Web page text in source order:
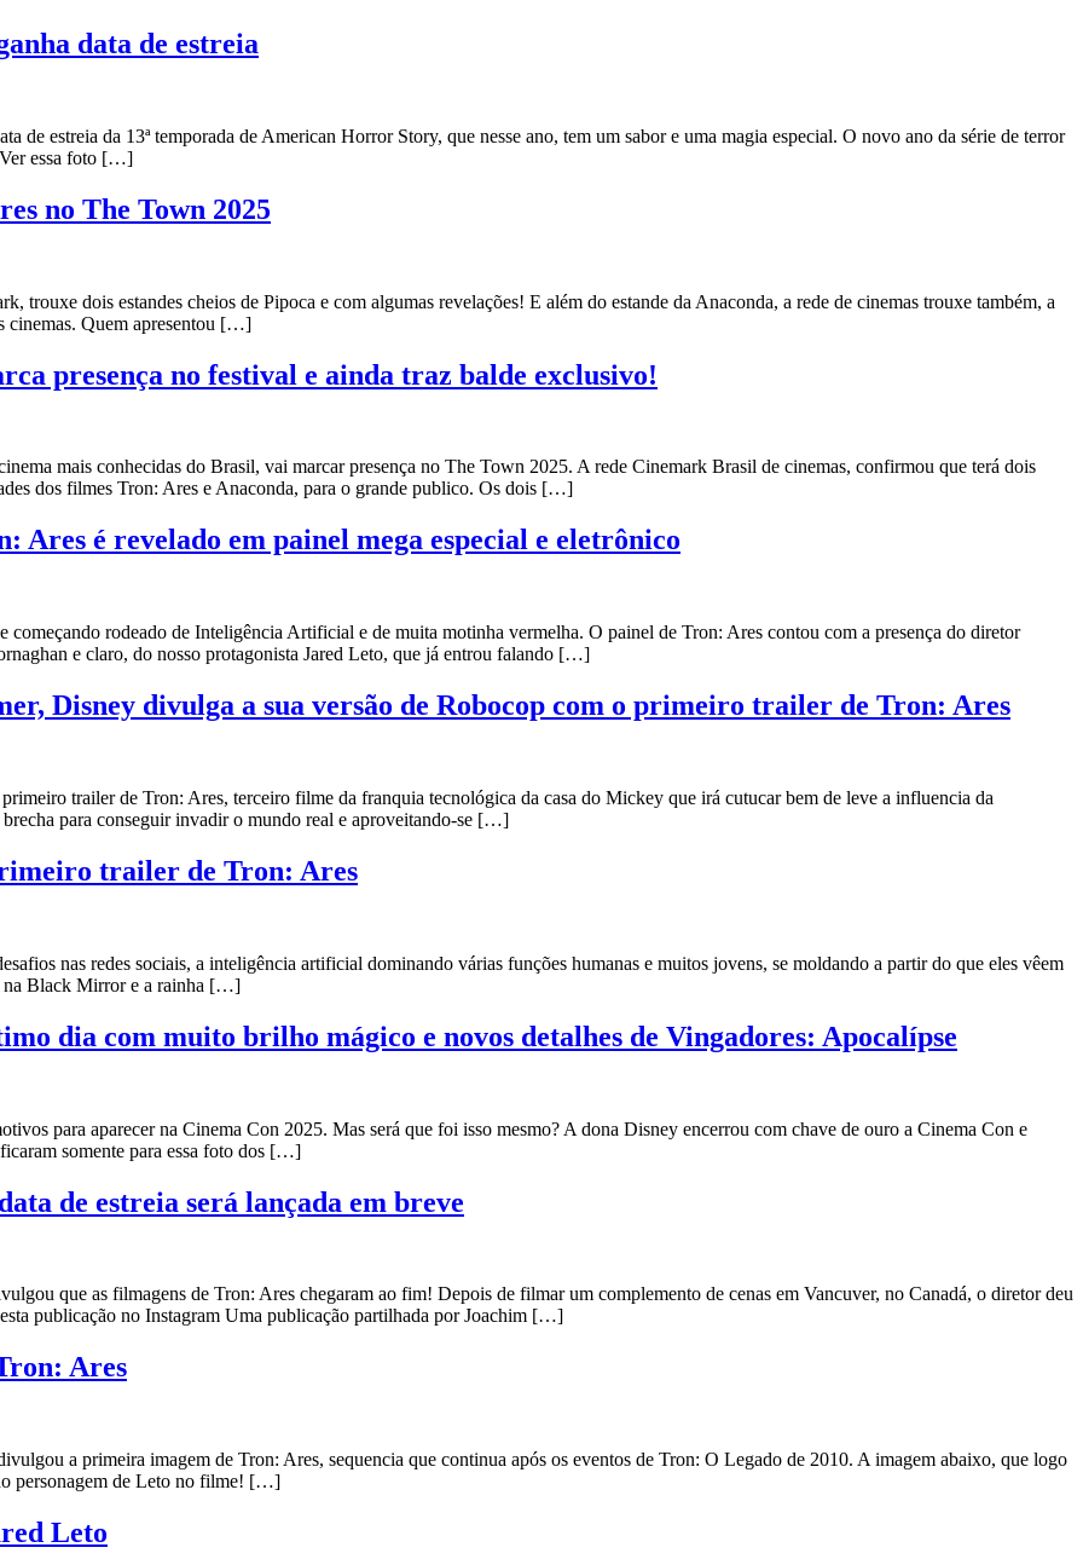
data de estreia
de estreia da 13ª temporada de American Horror Story, que nesse ano, tem um sabor e uma magia especial. O novo ano da série de terror
Ver essa foto […]
no The Town 2025
trouxe dois estandes cheios de Pipoca e com algumas revelações! E além do estande da Anaconda, a rede de cinemas trouxe também, a
cinemas. Quem apresentou […]
presença no festival e ainda traz balde exclusivo!
mais conhecidas do Brasil, vai marcar presença no The Town 2025. A rede Cinemark Brasil de cinemas, confirmou que terá dois
dos filmes Tron: Ares e Anaconda, para o grande publico. Os dois […]
é revelado em painel mega especial e eletrônico
rodeado de Inteligência Artificial e de muita motinha vermelha. O painel de Tron: Ares contou com a presença do diretor
e claro, do nosso protagonista Jared Leto, que já entrou falando […]
Disney divulga a sua versão de Robocop com o primeiro trailer de Tron: Ares
trailer de Tron: Ares, terceiro filme da franquia tecnológica da casa do Mickey que irá cutucar bem de leve a influencia da
para conseguir invadir o mundo real e aproveitando-se […]
trailer de Tron: Ares
nas redes sociais, a inteligência artificial dominando várias funções humanas e muitos jovens, se moldando a partir do que eles vêem
na Black Mirror e a rainha […]
dia com muito brilho mágico e novos detalhes de Vingadores: Apocalípse
para aparecer na Cinema Con 2025. Mas será que foi isso mesmo? A dona Disney encerrou com chave de ouro a Cinema Con e
somente para essa foto dos […]
de estreia será lançada em breve
que as filmagens de Tron: Ares chegaram ao fim! Depois de filmar um complemento de cenas em Vancuver, no Canadá, o diretor deu
publicação no Instagram Uma publicação partilhada por Joachim […]
Ares
a primeira imagem de Tron: Ares, sequencia que continua após os eventos de Tron: O Legado de 2010. A imagem abaixo, que logo
personagem de Leto no filme! […]
Leto